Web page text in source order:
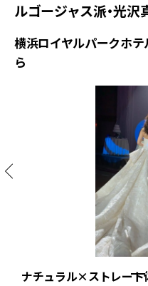
ルゴージャス派・光沢
横浜ロイヤルパークホ
ら
ナチュラル×ストレート